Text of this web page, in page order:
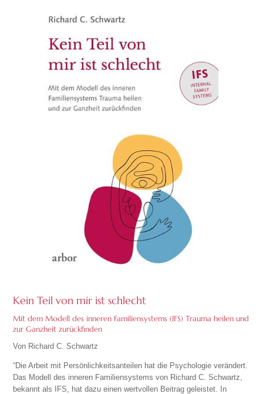
Kein Teil von mir ist schlecht
Mit dem Modell des inneren Familiensystems (IFS) Trauma heilen und
zur Ganzheit zurückfinden
Von Richard C. Schwartz
“Die Arbeit mit Persönlichkeitsanteilen hat die Psychologie verändert.
Das Modell des inneren Familiensystems von Richard C. Schwartz,
bekannt als IFS, hat dazu einen wertvollen Beitrag geleistet. In